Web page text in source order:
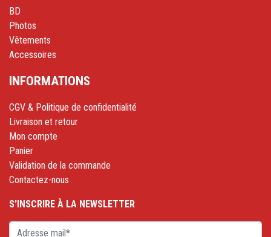
BD
Photos
Vêtements
Accessoires
INFORMATIONS
CGV & Politique de confidentialité
Livraison et retour
Mon compte
Panier
Validation de la commande
Contactez-nous
S'INSCRIRE À LA NEWSLETTER